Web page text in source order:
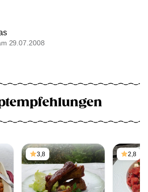
29.07.2008
3,8 2,8